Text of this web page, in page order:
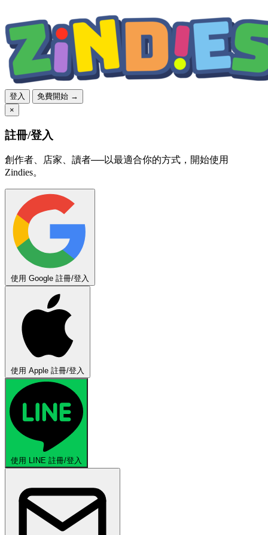
登入
免費開始 →
×
註冊/登入
創作者、店家、讀者──以最適合你的方式，開始使用
Zindies。
使用 Google 註冊/登入
使用 Apple 註冊/登入
使用 LINE 註冊/登入